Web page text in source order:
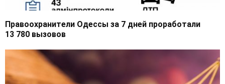
Правоохранители Одессы за 7 дней проработали
13 780 вызовов